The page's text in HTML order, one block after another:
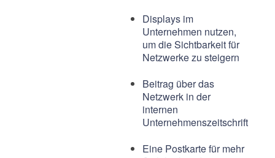
Displays im
Unternehmen nutzen,
um die Sichtbarkeit für
Netzwerke zu steigern
Beitrag über das
Netzwerk in der
internen
Unternehmenszeitschrift
Eine Postkarte für mehr